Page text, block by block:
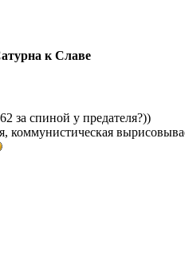
к Славе
за спиной у предателя?))
коммунистическая